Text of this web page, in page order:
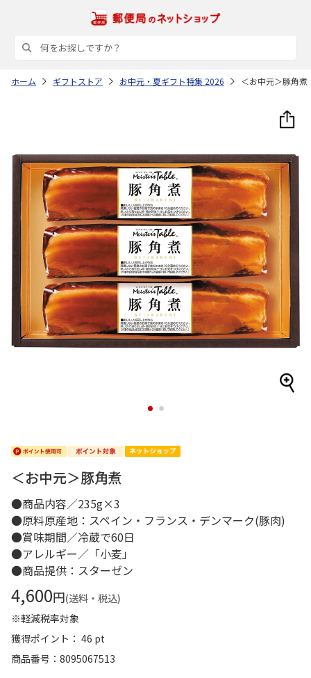
ホーム ギフトストア お中元・夏ギフト特集 2026 ＜お中元＞豚角煮
1 2
＜お中元＞豚角煮
●商品内容／235g×3
●原料原産地：スペイン・フランス・デンマーク(豚肉)
●賞味期間／冷蔵で60日
●アレルギー／「小麦」
●商品提供：スターゼン
4,600円(送料・税込)
※軽減税率対象
獲得ポイント： 46 pt
商品番号
8095067513